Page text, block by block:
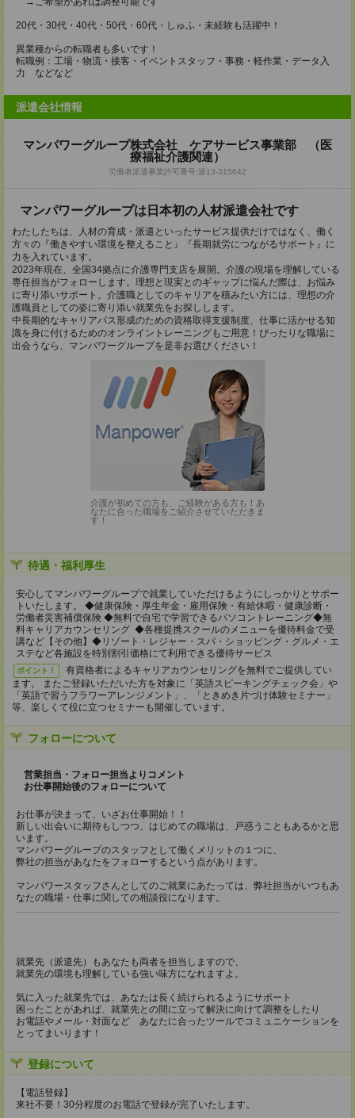
20代・30代・40代・50代・60代・しゅふ・未経験も活躍中！
異業種からの転職者も多いです！
転職例：工場・物流・接客・イベントスタッフ・事務・軽作業・データ入
力 などなど
派遣会社情報
マンパワーグループ株式会社 ケアサービス事業部 （医
療福祉介護関連）
労働者派遣事業許可番号:派13-315642
マンパワーグループは日本初の人材派遣会社です
わたしたちは、人材の育成・派遣といったサービス提供だけではなく、働く
方々の『働きやすい環境を整えること』『長期就労につながるサポート』に
力を入れています。
2023年現在、全国34拠点に介護専門支店を展開。介護の現場を理解している
専任担当がフォローします。理想と現実とのギャップに悩んだ際は、お悩み
に寄り添いサポート。介護職としてのキャリアを積みたい方には、理想の介
護職員としての姿に寄り添い就業先をお探しします。
中長期的なキャリアパス形成のための資格取得支援制度、仕事に活かせる知
識を身に付けるためのオンライントレーニングもご用意！ぴったりな職場に
出会うなら、マンパワーグループを是非お選びください！
介護が初めての方も、ご経験がある方も！あ
なたに合った職場をご紹介させていただきま
す！
待遇・福利厚生
安心してマンパワーグループで就業していただけるようにしっかりとサポー
トいたします。 ◆健康保険・厚生年金・雇用保険・有給休暇・健康診断・
労働者災害補償保険 ◆無料で自宅で学習できるパソコントレーニング◆無
料キャリアカウンセリング ◆各種提携スクールのメニューを優待料金で受
講など【その他】◆リゾート・レジャー・スパ・ショッピング・グルメ・エ
ステなど各施設を特別割引価格にて利用できる優待サービス
ポイント！
有資格者によるキャリアカウンセリングを無料でご提供してい
ます。 またご登録いただいた方を対象に「英語スピーキングチェック会」や
「英語で習うフラワーアレンジメント」、「ときめき片づけ体験セミナー」
等、楽しくて役に立つセミナーも開催しています。
フォローについて
営業担当・フォロー担当よりコメント
お仕事開始後のフォローについて
お仕事が決まって、いざお仕事開始！！
新しい出会いに期待もしつつ、はじめての職場は、戸惑うこともあるかと思
います。
マンパワーグループのスタッフとして働くメリットの１つに、
弊社の担当があなたをフォローするという点があります。
マンパワースタッフさんとしてのご就業にあたっては、弊社担当がいつもあ
なたの職場・仕事に関しての相談役になります。
就業先（派遣先）もあなたも両者を担当しますので、
就業先の環境も理解している強い味方になれますよ。
気に入った就業先では、あなたは長く続けられるようにサポート
困ったことがあれば、就業先との間に立って解決に向けて調整をしたり
お電話やメール・対面など あなたに合ったツールでコミュニケーションを
とってまいります！
登録について
【電話登録】
来社不要！30分程度のお電話で登録が完了いたします。